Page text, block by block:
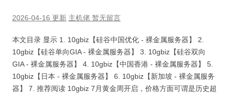
2026-04-16 更新 主机佬 暂无留言
本文目录 显示 1. 10gbiz【硅谷中国优化 - 裸金属服务器】 2.
10gbiz【硅谷单向GIA - 裸金属服务器】 3. 10gbiz【硅谷双向
GIA - 裸金属服务器】 4. 10gbiz【中国香港 - 裸金属服务器】 5.
10gbiz【日本 - 裸金属服务器】 6. 10gbiz【新加坡 - 裸金属服务
器】 7. 推荐阅读 10gbiz 7月黄金周开启，价格方面可谓是历史超